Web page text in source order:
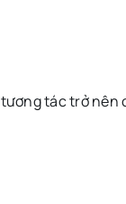
tác trở nên